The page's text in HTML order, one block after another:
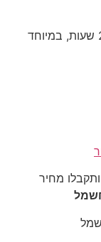
התקינו את אפליקצית n12 ותהיו מעודכנים 24 שעות, במיוחד
מחיר